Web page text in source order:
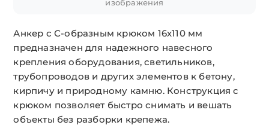
изображения
Анкер с С-образным крюком 16х110 мм
предназначен для надежного навесного
крепления оборудования, светильников,
трубопроводов и других элементов к бетону,
кирпичу и природному камню. Конструкция с
крюком позволяет быстро снимать и вешать
объекты без разборки крепежа.